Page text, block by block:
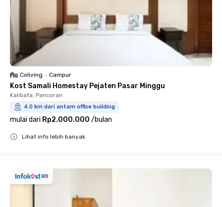
Coliving • Campur
Kost Samali Homestay Pejaten Pasar Minggu
Kalibata, Pancoran
4.0 km dari antam office building
mulai dari Rp2.000.000 /bulan
Lihat info lebih banyak